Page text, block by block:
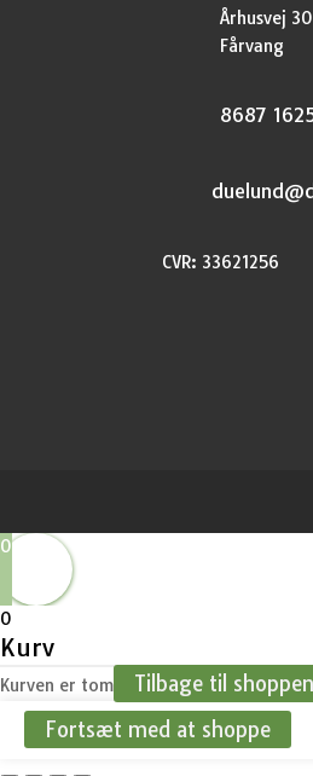
Århusvej
Fårvang
8687
CVR: 33621256
0
0
Kurv
Kurven er tom
Tilbage til shoppen
Fortsæt med at shoppe